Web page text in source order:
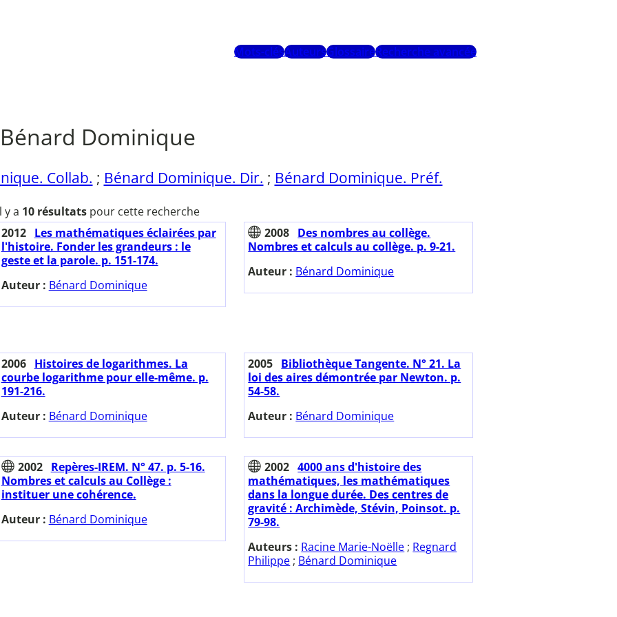
Mots-clésAuteursGlossaireRecherche avancée
Bénard Dominique
Collab. ; Bénard Dominique. Dir. ; Bénard Dominique. Préf.
y a 10 résultatspour cette recherche
2012
Les mathématiques éclairées par
l'histoire. Fonder les grandeurs : le
geste et la parole. p. 151-174.
Auteur : Bénard Dominique
2008 Des nombres au collège.
Nombres et calculs au collège. p. 9-21.
Auteur : Bénard Dominique
2006
Histoires de logarithmes. La
courbe logarithme pour elle-même. p.
191-216.
Auteur : Bénard Dominique
2005 Bibliothèque Tangente. N° 21. La
loi des aires démontrée par Newton. p.
54-58.
Auteur : Bénard Dominique
2002
Repères-IREM. N° 47. p. 5-16.
Nombres et calculs au Collège :
instituer une cohérence.
Auteur : Bénard Dominique
2002 4000 ans d'histoire des
mathématiques, les mathématiques
dans la longue durée. Des centres de
gravité : Archimède, Stévin, Poinsot. p.
79-98.
Auteurs : Racine Marie-Noëlle ; Regnard
Philippe ; Bénard Dominique